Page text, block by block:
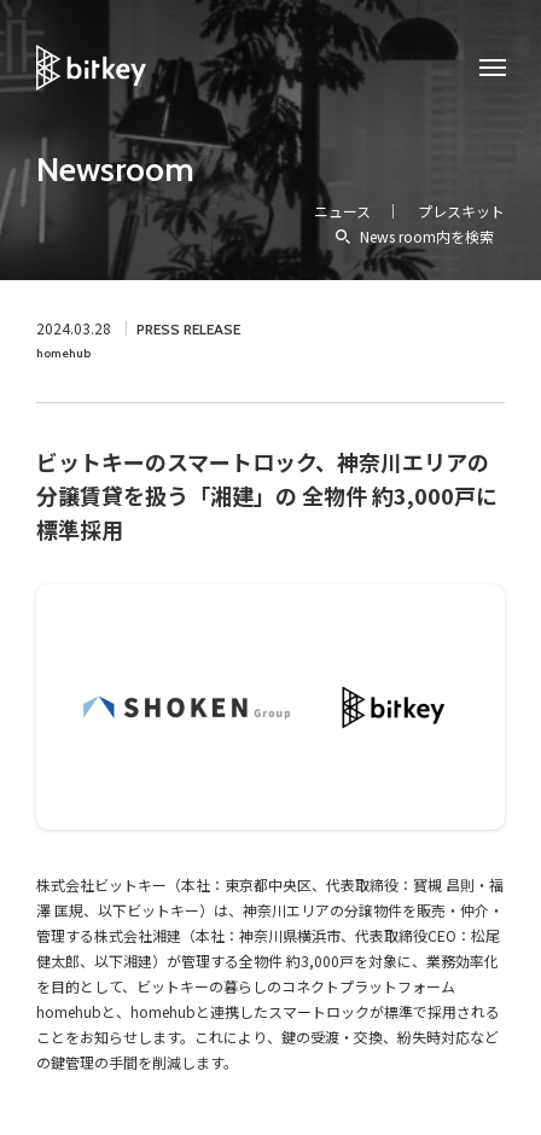
Newsroom
ニュース
プレスキット
News room内を検索
2024.03.28 PRESS RELEASE
homehub
ビットキーのスマートロック、神奈川エリアの
分譲賃貸を扱う「湘建」の 全物件 約3,000戸に
標準採用
株式会社ビットキー（本社：東京都中央区、代表取締役：寳槻 昌則・福
澤 匡規、以下ビットキー）は、神奈川エリアの分譲物件を販売・仲介・
管理する株式会社湘建（本社：神奈川県横浜市、代表取締役CEO：松尾
健太郎、以下湘建）が管理する全物件 約3,000戸を対象に、業務効率化
を目的として、ビットキーの暮らしのコネクトプラットフォーム
homehubと、homehubと連携したスマートロックが標準で採用される
ことをお知らせします。これにより、鍵の受渡・交換、紛失時対応など
の鍵管理の手間を削減します。